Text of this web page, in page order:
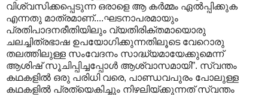
വിശ്വസിക്കപ്പെടുന്ന ഒരാളെ ആ കര്‍മ്മം ഏല്‍പ്പിക്കുക
എന്നതു മാത്രമാണ്....ഘടനാപരമായും
പ്രതിപാദനരീതിയിലും വ്യതിരിക്തമായൊരു
ചലച്ചിത്രഭാഷ ഉപയോഗിക്കുന്നതിലൂടെ വേറൊരു
തലത്തിലുള്ള സംവേദനം സാദ്ധ്യമായേക്കുമെന്ന്
ആശിഷ് സൂചിപ്പിച്ചപ്പോള്‍ ആശ്വാസമായി”. സ്വന്തം
കഥകളിൽ ഒരു പരിധി വരെ, പാണ്ഡവപുരം പോലുള്ള
കഥകളിൽ പ്രത്യെകിച്ചും നിഴലിയ്ക്കുന്നത് സ്വന്തം